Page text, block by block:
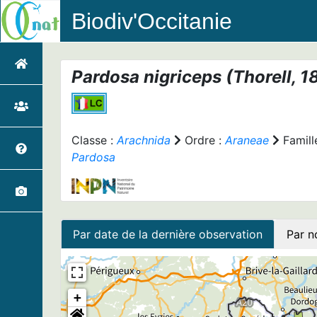
Biodiv'Occitanie
Pardosa nigriceps (Thorell,
Classe :Arachnida Ordre :Araneae
Pardosa
Par date de la dernière observation Par
+